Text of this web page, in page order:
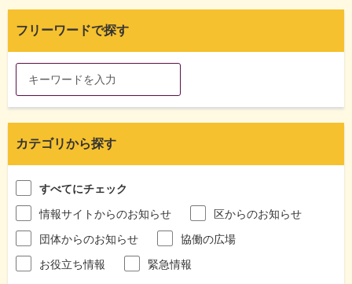
フリーワードで探す
カテゴリから探す
すべてにチェック
情報サイトからのお知らせ
区からのお知らせ
団体からのお知らせ
協働の広場
お役立ち情報
緊急情報